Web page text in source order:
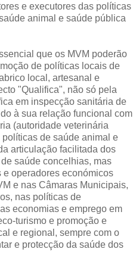
e executores das políticas
animal e saúde pública
que os MVM poderão
de políticas locais de
local, artesanal e
"Qualifica", não só pela
em inspecção sanitária de
à sua relação funcional com
(autoridade veterinária
de saúde animal e
articulação facilitada dos
saúde concelhias, mas
operadores económicos
e nas Câmaras Municipais,
nas políticas de
economias e emprego em
turismo e promoção e
e regional, sempre com o
e protecção da saúde dos